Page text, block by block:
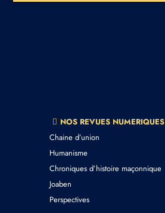
NOS REVUES NUMERIQUES
Chaine d’union
Humanisme
Chroniques d’histoire maçonnique
Joaben
Perspectives